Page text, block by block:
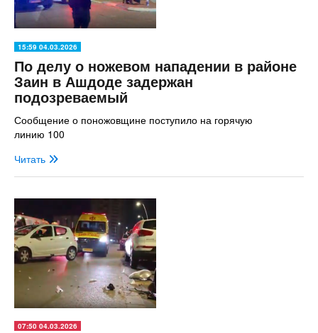
15:59 04.03.2026
По делу о ножевом нападении в районе
Заин в Ашдоде задержан
подозреваемый
Сообщение о поножовщине поступило на горячую
линию 100
Читать
07:50 04.03.2026